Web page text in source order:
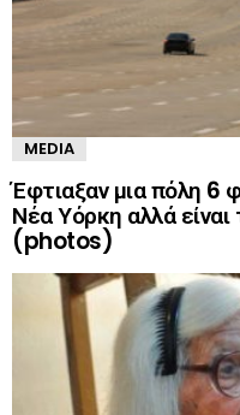
MEDIA
Έφτιαξαν μια πόλη 6
Νέα Υόρκη αλλά
(photos)